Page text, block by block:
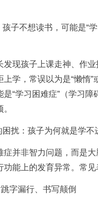
子不想读书，可能是“
发现孩子上课走神、作
学，常误以为是“懒惰”
是“学习困难症”（学习障
困扰：孩子为何就是学不
症并非智力问题，而是
功能上的发育异常。常见
字漏行、书写颠倒